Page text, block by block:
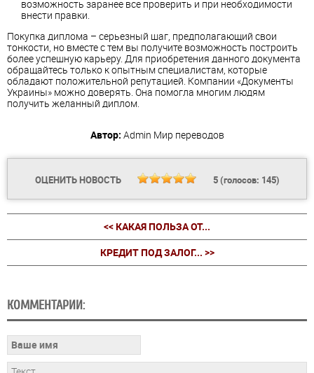
возможность заранее все проверить и при необходимости
внести правки.
Покупка диплома – серьезный шаг, предполагающий свои
тонкости, но вместе с тем вы получите возможность построить
более успешную карьеру. Для приобретения данного документа
обращайтесь только к опытным специалистам, которые
обладают положительной репутацией. Компании «Документы
Украины» можно доверять. Она помогла многим людям
получить желанный диплом.
Автор: Admin Мир переводов
ОЦЕНИТЬ НОВОСТЬ 5(голосов: 145)
<< КАКАЯ ПОЛЬЗА ОТ...
КРЕДИТ ПОД ЗАЛОГ... >>
КОММЕНТАРИИ: